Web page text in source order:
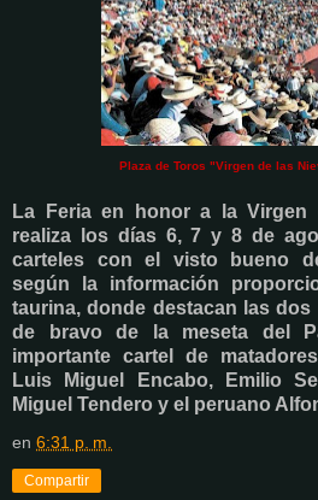
Plaza de Toros "Virgen de las
La Feria en honor a la
realiza los días 6, 7 y 8 de
carteles con el visto bueno
según la información
taurina, donde destacan las
de bravo de la meseta del
importante cartel de
Luis Miguel Encabo, Emilio
Miguel Tendero y el peruano
en 6:31 p. m.
Compartir